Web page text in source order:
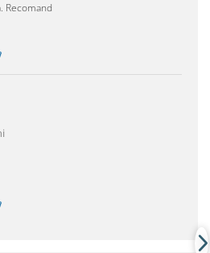
Recomand